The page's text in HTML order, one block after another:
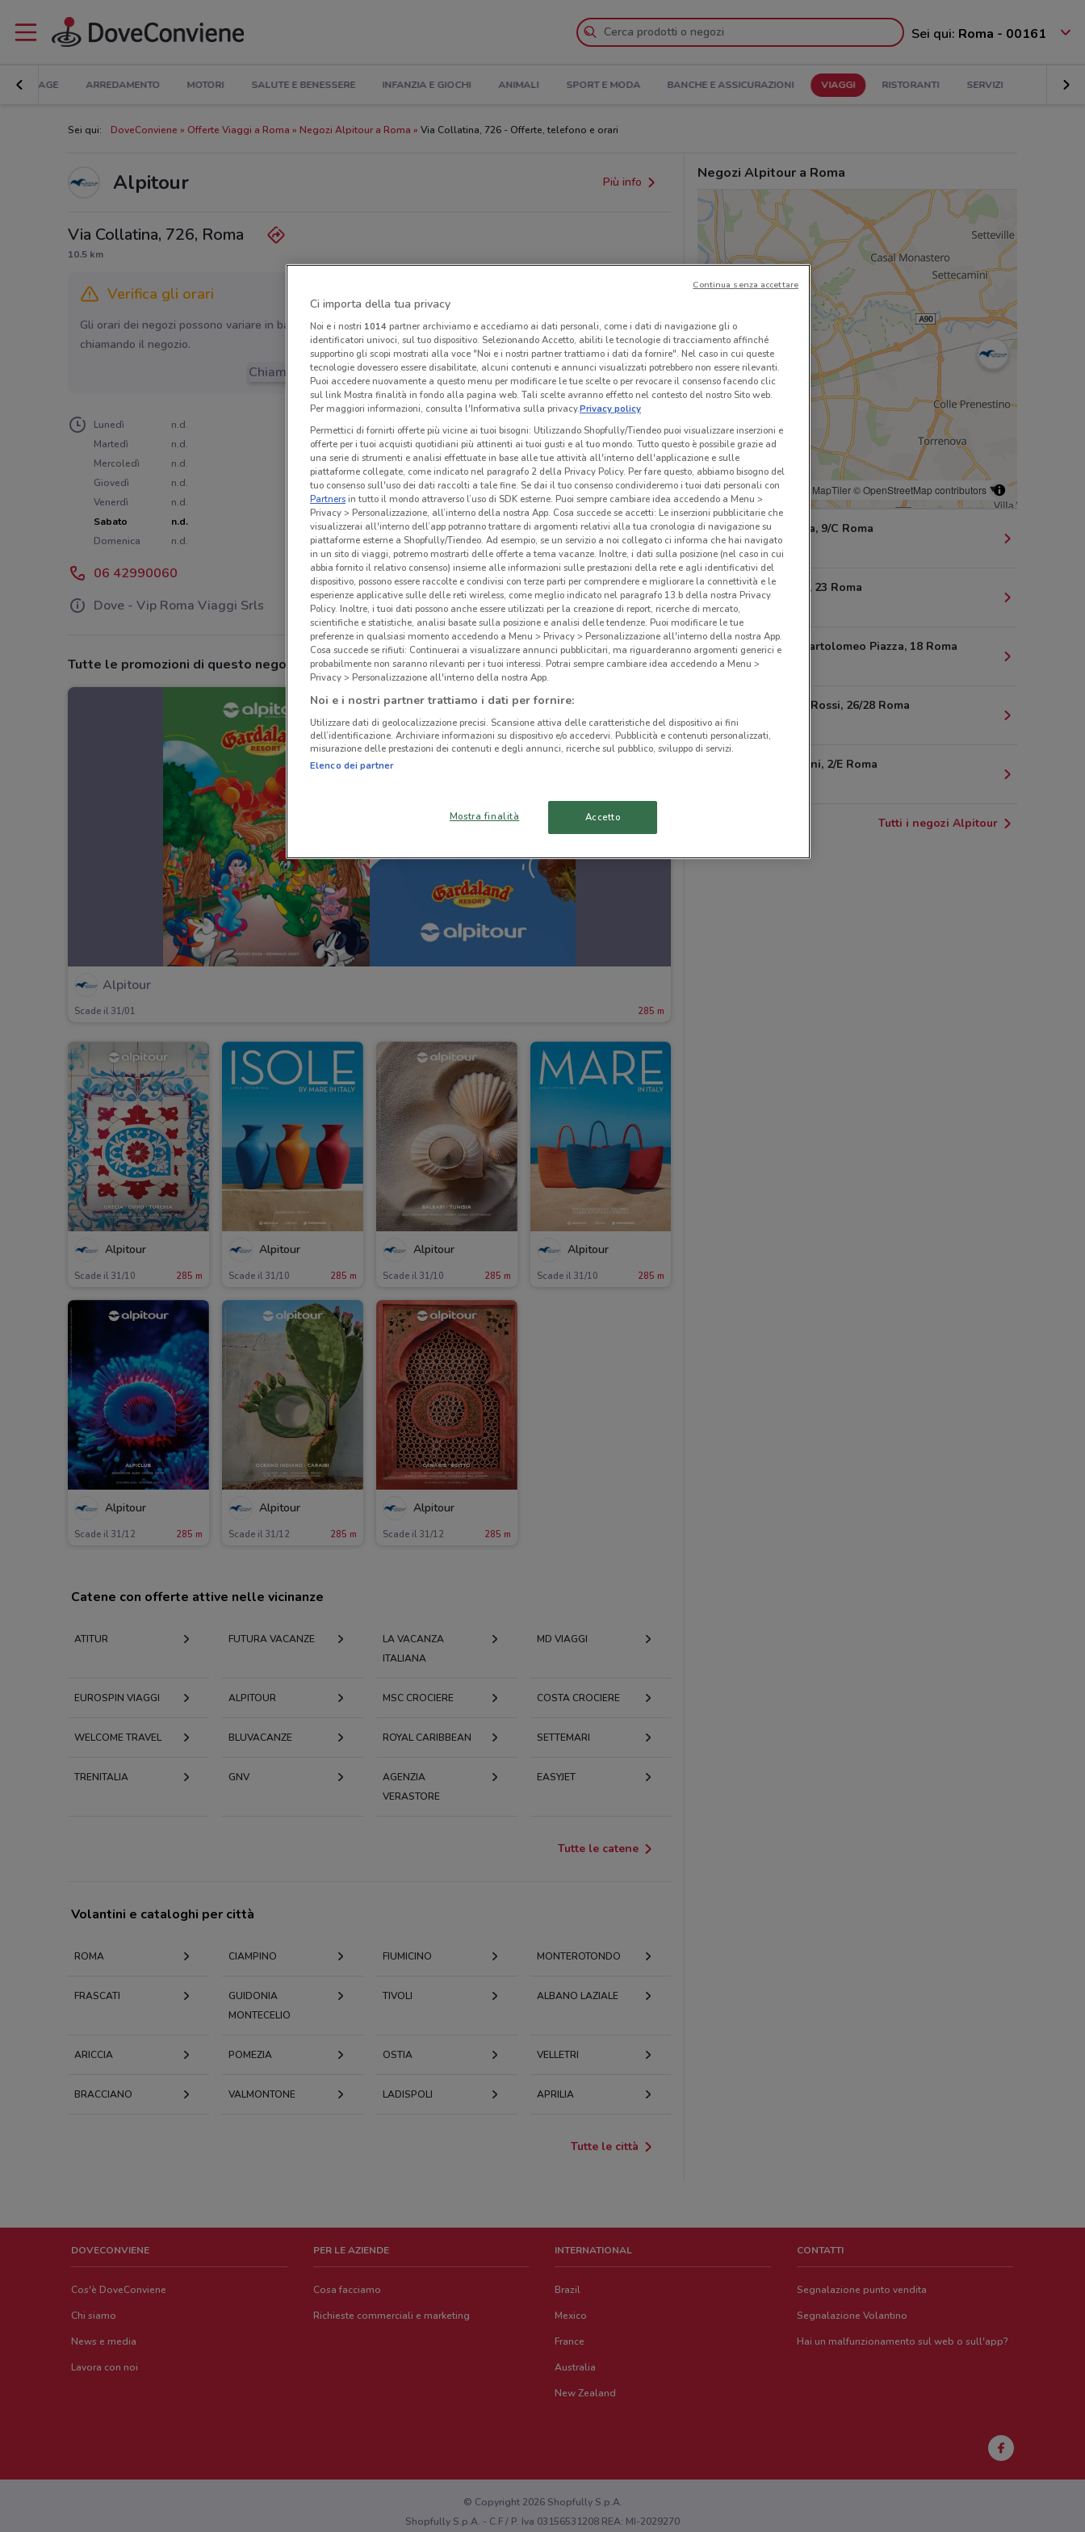
Sei qui: Roma - 00161
BRICOLAGE ARREDAMENTO MOTORI SALUTE E BENESSERE INFANZIA E GIOCHI ANIMALI SPORT E MODA BANCHE E ASSICURAZIONI VIAGGI RISTORANTI SERVIZI
Sei qui: DoveConviene Offerte Viaggi a Roma Negozi Alpitour a Roma Via Collatina, 726 - Offerte, telefono e orari
Alpitour Più info
Via Collatina, 726, Roma
10.5 km
Verifica gli orari
Gli orari dei negozi possono variare in base agli ultimi provvedimenti regionali o nazionali. Verifica l’accuratezza
chiamando il negozio.
Chiama il negozio
Lunedì
n.d.
Martedì
n.d.
Mercoledì
n.d.
Giovedì
n.d.
Venerdì
n.d.
Sabato
n.d.
Domenica
n.d.
06 42990060
Dove - Vip Roma Viaggi Srls
Tutte le promozioni di questo negozio
Alpitour
Scade il 31/01 285 m
Alpitour
Scade il 31/10 285 m
Alpitour
Scade il 31/10 285 m
Alpitour
Scade il 31/10 285 m
Alpitour
Scade il 31/10 285 m
Alpitour
Scade il 31/12 285 m
Alpitour
Scade il 31/12 285 m
Alpitour
Scade il 31/12 285 m
Negozi Alpitour a Roma
© MapTiler© OpenStreetMap contributors
Via Ravenna, 9/C Roma
285 m
Via Imperia, 23 Roma
Via Carlo Bartolomeo Piazza, 18 Roma
447 m
Via G.B. De Rossi, 26/28 Roma
Via Morgagni, 2/E Roma
Tutti i negozi Alpitour
Catene con offerte attive nelle vicinanze
ATITUR FUTURA VACANZE
LA VACANZA
ITALIANA
MD VIAGGI
EUROSPIN VIAGGI ALPITOUR MSC CROCIERE COSTA CROCIERE
WELCOME TRAVEL BLUVACANZE ROYAL CARIBBEAN SETTEMARI
TRENITALIA GNV
AGENZIA
VERASTORE
EASYJET
Tutte le catene
Volantini e cataloghi per città
ROMA CIAMPINO FIUMICINO MONTEROTONDO
FRASCATI
GUIDONIA
MONTECELIO
TIVOLI ALBANO LAZIALE
ARICCIA POMEZIA OSTIA VELLETRI
BRACCIANO VALMONTONE LADISPOLI APRILIA
Tutte le città
DOVECONVIENE
Cos'è DoveConviene
Chi siamo
News e media
Lavora con noi
PER LE AZIENDE
Cosa facciamo
Richieste commerciali e marketing
INTERNATIONAL
Brazil
Mexico
France
Australia
New Zealand
CONTATTI
Segnalazione punto vendita
Segnalazione Volantino
Hai un malfunzionamento sul web o sull'app?
© Copyright 2026 Shopfully S.p.A.
Shopfully S.p.A. - C.F / P. Iva 03156531208 REA: MI-2029270
Ci importa della tua privacy
Noi e i nostri 1014partner archiviamo e accediamo ai dati personali, come i dati di navigazione gli o
identificatori univoci, sul tuo dispositivo. Selezionando Accetto, abiliti le tecnologie di tracciamento affinché
supportino gli scopi mostrati alla voce "Noi e i nostri partner trattiamo i dati da fornire". Nel caso in cui queste
tecnologie dovessero essere disabilitate, alcuni contenuti e annunci visualizzati potrebbero non essere rilevanti.
Puoi accedere nuovamente a questo menu per modificare le tue scelte o per revocare il consenso facendo clic
sul link Mostra finalità in fondo alla pagina web. Tali scelte avranno effetto nel contesto del nostro Sito web.
Per maggiori informazioni, consulta l'Informativa sulla privacy.Privacy policy
Permettici di fornirti offerte più vicine ai tuoi bisogni: Utilizzando Shopfully/Tiendeo puoi visualizzare inserzioni e
offerte per i tuoi acquisti quotidiani più attinenti ai tuoi gusti e al tuo mondo. Tutto questo è possibile grazie ad
una serie di strumenti e analisi effettuate in base alle tue attività all'interno dell'applicazione e sulle
piattaforme collegate, come indicato nel paragrafo 2 della Privacy Policy. Per fare questo, abbiamo bisogno del
tuo consenso sull'uso dei dati raccolti a tale fine. Se dai il tuo consenso condivideremo i tuoi dati personali con
Partnersin tutto il mondo attraverso l’uso di SDK esterne. Puoi sempre cambiare idea accedendo a Menu >
Privacy > Personalizzazione, all’interno della nostra App. Cosa succede se accetti: Le inserzioni pubblicitarie che
visualizzerai all'interno dell’app potranno trattare di argomenti relativi alla tua cronologia di navigazione su
piattaforme esterne a Shopfully/Tiendeo. Ad esempio, se un servizio a noi collegato ci informa che hai navigato
in un sito di viaggi, potremo mostrarti delle offerte a tema vacanze. Inoltre, i dati sulla posizione (nel caso in cui
abbia fornito il relativo consenso) insieme alle informazioni sulle prestazioni della rete e agli identificativi del
dispositivo, possono essere raccolte e condivisi con terze parti per comprendere e migliorare la connettività e le
esperienze applicative sulle delle reti wireless, come meglio indicato nel paragrafo 13.b della nostra Privacy
Policy. Inoltre, i tuoi dati possono anche essere utilizzati per la creazione di report, ricerche di mercato,
scientifiche e statistiche, analisi basate sulla posizione e analisi delle tendenze. Puoi modificare le tue
preferenze in qualsiasi momento accedendo a Menu > Privacy > Personalizzazione all'interno della nostra App.
Cosa succede se rifiuti: Continuerai a visualizzare annunci pubblicitari, ma riguarderanno argomenti generici e
probabilmente non saranno rilevanti per i tuoi interessi. Potrai sempre cambiare idea accedendo a Menu >
Privacy > Personalizzazione all'interno della nostra App.
Noi e i nostri partner trattiamo i dati per fornire:
Utilizzare dati di geolocalizzazione precisi. Scansione attiva delle caratteristiche del dispositivo ai fini
dell’identificazione. Archiviare informazioni su dispositivo e/o accedervi. Pubblicità e contenuti personalizzati,
misurazione delle prestazioni dei contenuti e degli annunci, ricerche sul pubblico, sviluppo di servizi.
Elenco dei partner
Mostra finalità Accetto
Continua senza accettare